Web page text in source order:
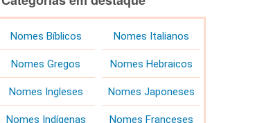
Nomes Bíblicos Nomes Italianos
Nomes Gregos Nomes Hebraicos
Nomes Ingleses Nomes Japoneses
Nomes Indígenas Nomes Franceses